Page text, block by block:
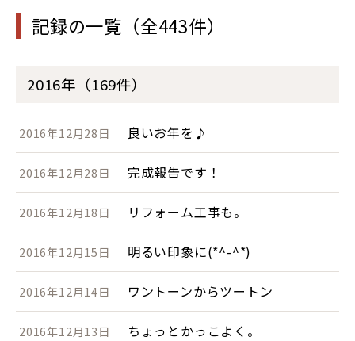
記録の一覧（全443件）
2016年（169件）
2016年12月28日 良いお年を♪
2016年12月28日 完成報告です！
2016年12月18日 リフォーム工事も。
2016年12月15日 明るい印象に(*^-^*)
2016年12月14日 ワントーンからツートン
2016年12月13日 ちょっとかっこよく。